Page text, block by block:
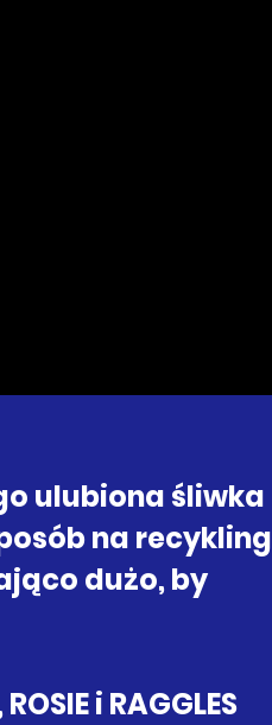
ulubiona śliwka
na recykling
dużo, by
i RAGGLES